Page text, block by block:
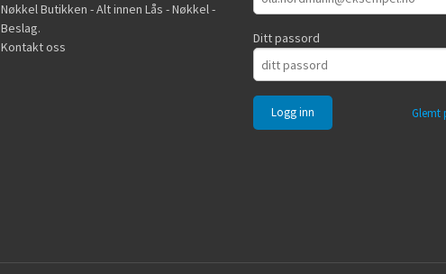
Nøkkel Butikken - Alt innen Lås - Nøkkel -
Beslag.
Kontakt oss
Ditt passord
Glemt